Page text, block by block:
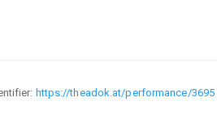
https://theadok.at/performance/3695